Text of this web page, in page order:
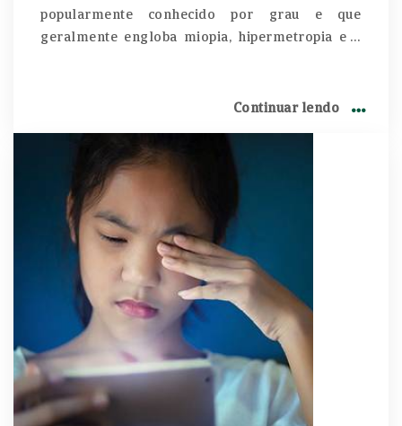
popularmente conhecido por grau e que
geralmente engloba miopia, hipermetropia e o
Continuar lendo